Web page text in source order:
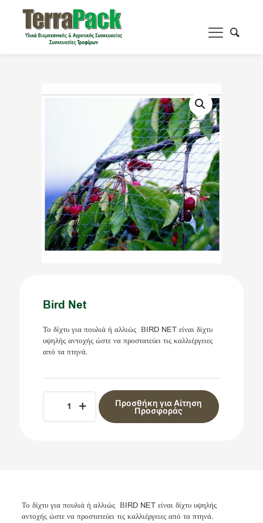
Bird Net
Το δίχτυ για πουλιά ή αλλιώς ΒIRD NET είναι δίχτυ
υψηλής αντοχής ώστε να προστατεύει τις καλλιέργειες
από τα πτηνά.
Bird
ποσότητα
Προσθήκη για Αίτηση
Προσφοράς
Alternative:
Το δίχτυ για πουλιά ή αλλιώς ΒIRD NET είναι δίχτυ υψηλής
αντοχής ώστε να προστατεύει τις καλλιέργειες από τα πτηνά.